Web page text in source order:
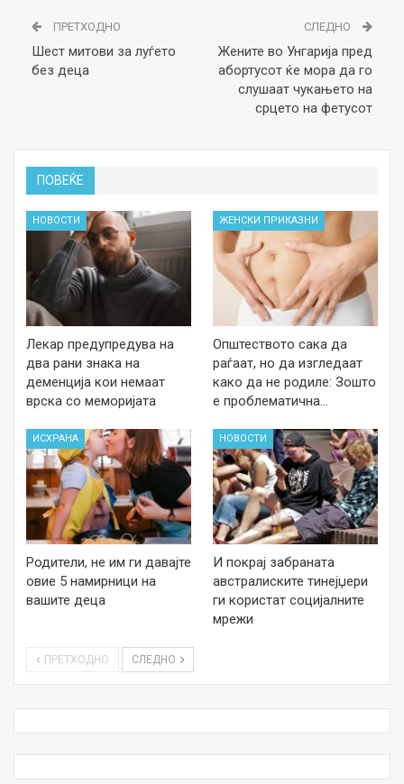
ПРЕТХОДНО
Шест митови за луѓето
без деца
СЛЕДНО
Жените во Унгарија пред
абортусот ќе мора да го
слушаат чукањето на
срцето на фетусот
ПОВЕЌЕ
НОВОСТИ
Лекар предупредува на
два рани знака на
деменција кои немаат
врска со меморијата
ЖЕНСКИ ПРИКАЗНИ
Општеството сака да
раѓаат, но да изгледаат
како да не родиле: Зошто
е проблематична…
ИСХРАНА
Родители, не им ги давајте
овие 5 намирници на
вашите деца
НОВОСТИ
И покрај забраната
австралиските тинејџери
ги користат социјалните
мрежи
ПРЕТХОДНО СЛЕДНО